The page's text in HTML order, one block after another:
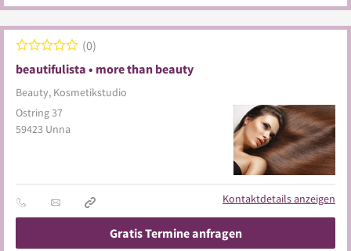
beautifulista • more than beauty
Beauty, Kosmetikstudio
0
Ostring 37
59423 Unna
Kontaktdetails anzeigen
Gratis Termine anfragen